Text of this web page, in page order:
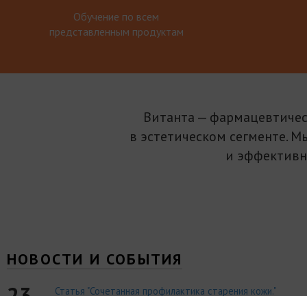
Обучение по всем
представленным продуктам
Витанта —
в эстетическом сегменте.
и
НОВОСТИ И СОБЫТИЯ
Статья "Сочетанная профилактика старения кожи."